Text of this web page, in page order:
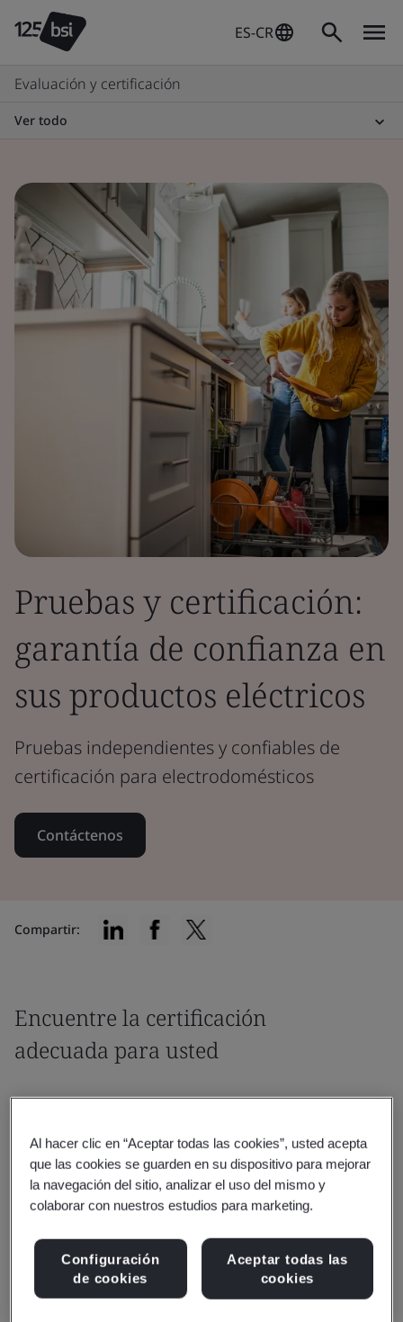
ES-CR
Evaluación y certificación
Ver todo
Pruebas y certificación:
garantía de confianza en
sus productos eléctricos
Pruebas independientes y confiables de
certificación para electrodomésticos
Contáctenos
Compartir:
Encuentre la certificación
adecuada para usted
Filtrar por:
Borrar
Al hacer clic en “Aceptar todas las cookies”, usted acepta
que las cookies se guarden en su dispositivo para mejorar
la navegación del sitio, analizar el uso del mismo y
colaborar con nuestros estudios para marketing.
Configuración
de cookies
Aceptar todas las
cookies